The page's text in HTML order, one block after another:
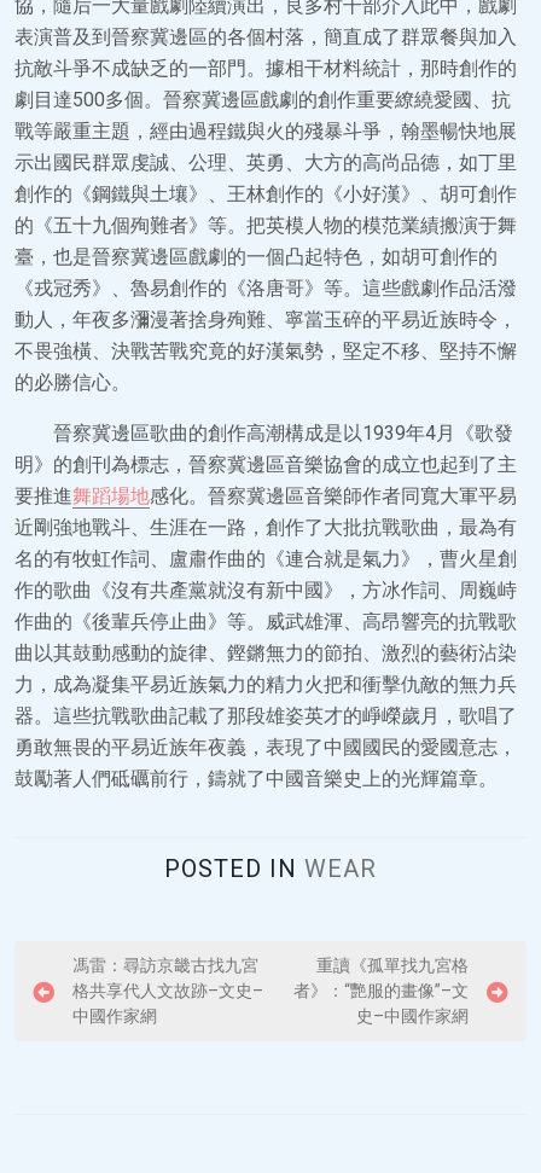
協，隨后一大量戲劇陸續演出，良多村干部介入此中，戲劇
表演普及到晉察冀邊區的各個村落，簡直成了群眾餐與加入
抗敵斗爭不成缺乏的一部門。據相干材料統計，那時創作的
劇目達500多個。晉察冀邊區戲劇的創作重要繚繞愛國、抗
戰等嚴重主題，經由過程鐵與火的殘暴斗爭，翰墨暢快地展
示出國民群眾虔誠、公理、英勇、大方的高尚品德，如丁里
創作的《鋼鐵與土壤》、王林創作的《小好漢》、胡可創作
的《五十九個殉難者》等。把英模人物的模范業績搬演于舞
臺，也是晉察冀邊區戲劇的一個凸起特色，如胡可創作的
《戎冠秀》、魯易創作的《洛唐哥》等。這些戲劇作品活潑
動人，年夜多瀰漫著捨身殉難、寧當玉碎的平易近族時令，
不畏強橫、決戰苦戰究竟的好漢氣勢，堅定不移、堅持不懈
的必勝信心。
晉察冀邊區歌曲的創作高潮構成是以1939年4月《歌發
明》的創刊為標志，晉察冀邊區音樂協會的成立也起到了主
要推進舞蹈場地感化。晉察冀邊區音樂師作者同寬大軍平易
近剛強地戰斗、生涯在一路，創作了大批抗戰歌曲，最為有
名的有牧虹作詞、盧肅作曲的《連合就是氣力》，曹火星創
作的歌曲《沒有共產黨就沒有新中國》，方冰作詞、周巍峙
作曲的《後輩兵停止曲》等。威武雄渾、高昂響亮的抗戰歌
曲以其鼓動感動的旋律、鏗鏘無力的節拍、激烈的藝術沾染
力，成為凝集平易近族氣力的精力火把和衝擊仇敵的無力兵
器。這些抗戰歌曲記載了那段雄姿英才的崢嶸歲月，歌唱了
勇敢無畏的平易近族年夜義，表現了中國國民的愛國意志，
鼓勵著人們砥礪前行，鑄就了中國音樂史上的光輝篇章。
POSTED IN WEAR
o
馮雷：尋訪京畿古找九宮
格共享代人文故跡–文史–
中國作家網
重讀《孤單找九宮格
者》：“艷服的畫像”–文
史–中國作家網